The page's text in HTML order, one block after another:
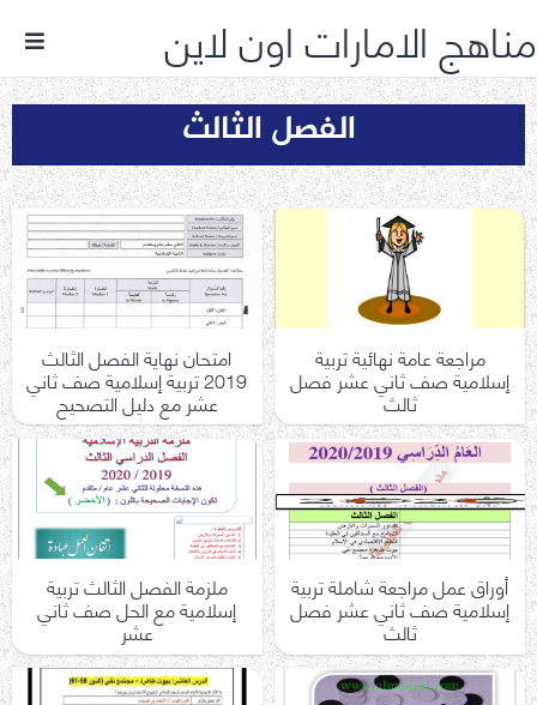
مناهج الامارات اون لاين
الفصل الثالث
مراجعة عامة نهائية تربية
إسلامية صف ثاني عشر فصل
ثالث
امتحان نهاية الفصل الثالث
2019 تربية إسلامية صف ثاني
عشر مع دليل التصحيح
أوراق عمل مراجعة شاملة تربية
إسلامية صف ثاني عشر فصل
ثالث
ملزمة الفصل الثالث تربية
إسلامية مع الحل صف ثاني
عشر